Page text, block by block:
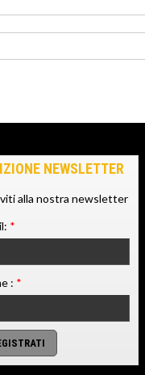
NEWSLETTER
alla nostra newsletter
*
: *